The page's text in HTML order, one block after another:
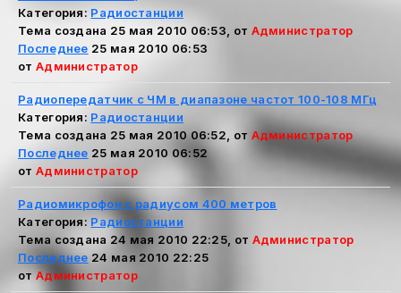
Категория: Радиостанции
Тема создана 25 мая 2010 06:53, от Администратор
Последнее 25 мая 2010 06:53
от Администратор
Радиопередатчик с ЧМ в диапазоне частот 100-108 МГц
Категория: Радиостанции
Тема создана 25 мая 2010 06:52, от Администратор
Последнее 25 мая 2010 06:52
от Администратор
Радиомикрофон с радиусом 400 метров
Категория: Радиостанции
Тема создана 24 мая 2010 22:25, от Администратор
Последнее 24 мая 2010 22:25
отАдминистратор